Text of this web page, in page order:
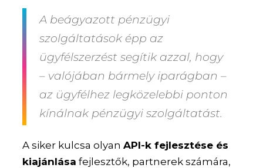
A beágyazott pénzügyi
szolgáltatások épp az
ügyfélszerzést segítik azzal, hogy
– valójában bármely iparágban –
az ügyfélhez legközelebbi ponton
kínálnak pénzügyi szolgáltatást.
A siker kulcsa olyanAPI-k fejlesztése és
kiajánlása fejlesztők, partnerek számára,